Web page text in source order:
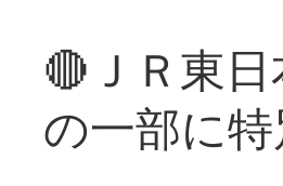
🔴ＪＲ東
の一部に